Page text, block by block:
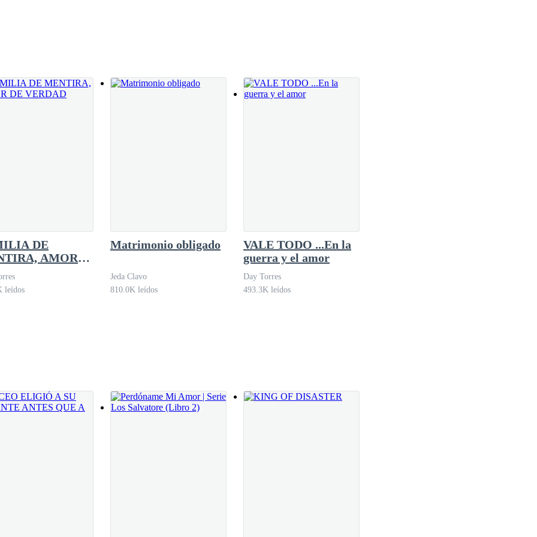
y se tambalea mientras flota por encima de
más ufano de su nieto. Definitivamente,
DE
AMOR
leídos
Matrimonio obligado
Jeda Clavo
810.0K leídos
VALE TODO ...En la
guerra y el amor
Day Torres
493.3K leídos